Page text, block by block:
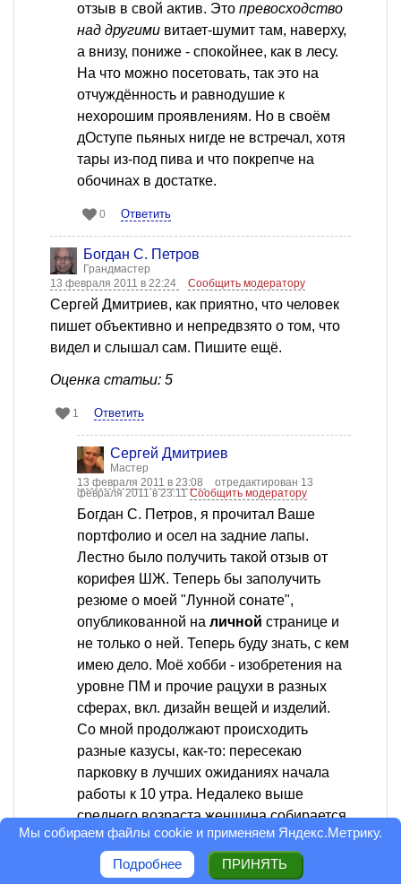
отзыв в свой актив. Это превосходство
над другими витает-шумит там, наверху,
а внизу, пониже - спокойнее, как в лесу.
На что можно посетовать, так это на
отчуждённость и равнодушие к
нехорошим проявлениям. Но в своём
дОступе пьяных нигде не встречал, хотя
тары из-под пива и что покрепче на
обочинах в достатке.
0 Ответить
Богдан С. Петров
Грандмастер
13 февраля 2011 в 22:24
Сообщить модератору
Сергей Дмитриев, как приятно, что человек
пишет объективно и непредвзято о том, что
видел и слышал сам. Пишите ещё.
Оценка статьи: 5
1 Ответить
Сергей Дмитриев
Мастер
13 февраля 2011 в 23:08
отредактирован 13
февраля 2011 в 23:11Сообщить модератору
Богдан С. Петров, я прочитал Ваше
портфолио и осел на задние лапы.
Лестно было получить такой отзыв от
корифея ШЖ. Теперь бы заполучить
резюме о моей "Лунной сонате",
опубликованной на личной странице и
не только о ней. Теперь буду знать, с кем
имею дело. Моё хобби - изобретения на
уровне ПМ и прочие рацухи в разных
сферах, вкл. дизайн вещей и изделий.
Со мной продолжают происходить
разные казусы, как-то: пересекаю
парковку в лучших ожиданиях начала
работы к 10 утра. Недалеко выше
среднего возраста женщина собирается
отвести тележку на пункт сбора. Я ей
кричу Хей!, давайте мне корт. Я взял
тележку, положил в неё свою сумку-
Мы собираем файлы cookie и применяем Яндекс.Метрику.
Подробнее ПРИНЯТЬ